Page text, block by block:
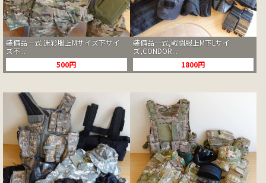
装備品一式 迷彩服上Mサイズ下サイ
ズ不...
500円
装備品一式,戦闘服上M下Lサイ
ズ,CONDOR...
1800円